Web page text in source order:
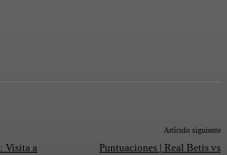
Visita a
Artículo siguiente
Puntuaciones | Real Betis vs